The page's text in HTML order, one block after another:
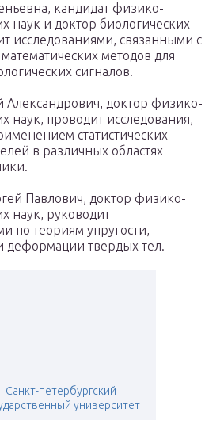
кандидат физико-
наук и доктор биологических
исследованиями, связанными с
методов для
сигналов.
доктор физико-
наук, проводит исследования,
статистических
в различных областях
Павлович, доктор физико-
наук, руководит
по теориям упругости,
деформации твердых тел.
Санкт-петербургский
университет